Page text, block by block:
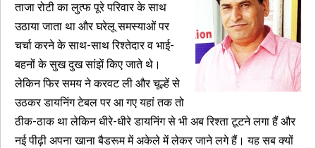
ताजा रोटी का लुत्फ पूरे परिवार के साथ
उठाया जाता था और घरेलू समस्याओं पर
चर्चा करने के साथ-साथ रिश्तेदार व भाई-
बहनों के सुख दुख सांझें किए जाते थे।
लेकिन फिर समय ने करवट ली और चूल्हें से
उठकर डायनिंग टेबल पर आ गए यहां तक तो
ठीक-ठाक था लेकिन धीरे-धीरे डायनिंग से भी अब रिश्ता टूटने लगा हैं और
नई पीढ़ी अपना खाना बैडरूम में अकेले में लेकर जाने लगे हैं। यह सब क्यों